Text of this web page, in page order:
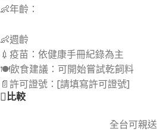
👶年齡：
👶週齡
💉疫苗：依健康手冊紀錄為主
🍽️飲食建議：可開始嘗試乾飼料
📄許可證號：[請填寫許可證號]
比較
全台可親送